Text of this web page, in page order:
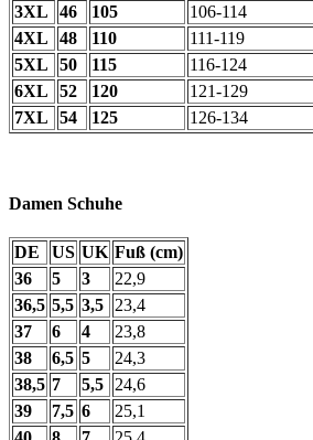
3XL
46 105
106-114
4XL
48 110
111-119
5XL
50 115
116-124
6XL
52 120
121-129
7XL
54 125 126-134
Damen Schuhe
DE US UK Fuß (cm)
36
5 3
22,9
36,5 5,5 3,5
23,4
37
6 4
23,8
38
6,5 5
24,3
38,5 7 5,5
24,6
39
7,5 6
25,1